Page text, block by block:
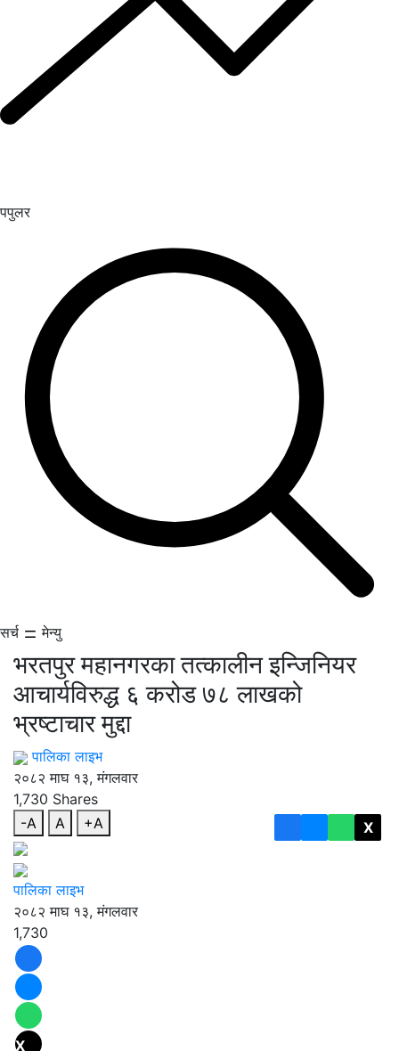
पपुलर
सर्च मेन्यु
भरतपुर महानगरका तत्कालीन इन्जिनियर
आचार्यविरुद्ध ६ करोड ७८ लाखको
भ्रष्टाचार मुद्दा
पालिका लाइभ
२०८२ माघ १३, मंगलवार
1,730 Shares
X
-A A +A
पालिका लाइभ
२०८२ माघ १३, मंगलवार
1,730
X